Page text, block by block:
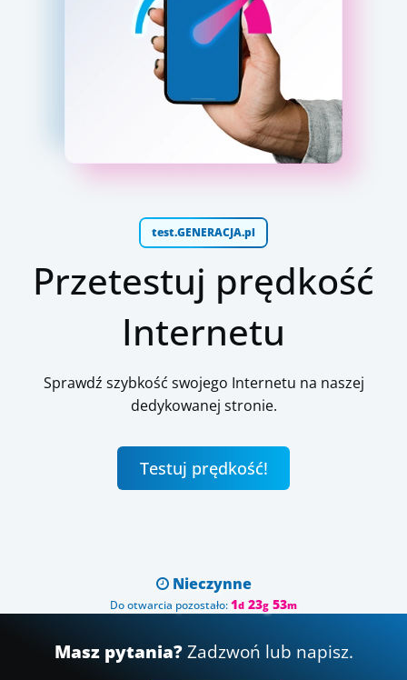
test.GENERACJA.pl
Przetestuj prędkość
Internetu
Sprawdź szybkość swojego Internetu na naszej
dedykowanej stronie.
Testuj prędkość!
 Nieczynne
Do otwarcia pozostało:1d 23g 53m
Masz pytania?Zadzwoń lub napisz.